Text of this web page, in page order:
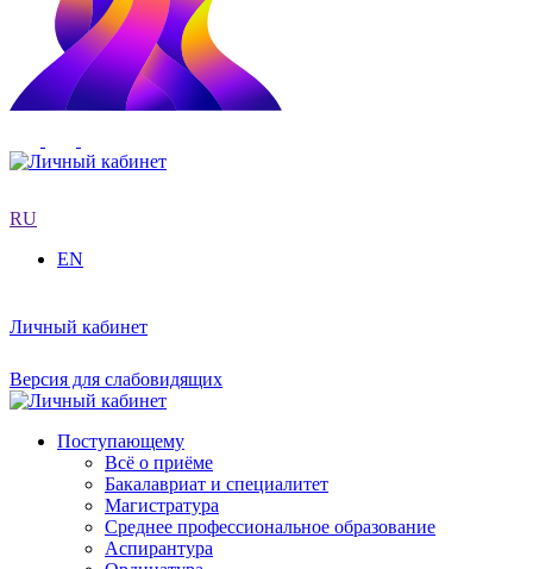
RU
EN
Личный кабинет
Версия для слабовидящих
Поступающему
Всё о приёме
Бакалавриат и специалитет
Магистратура
Среднее профессиональное образование
Аспирантура